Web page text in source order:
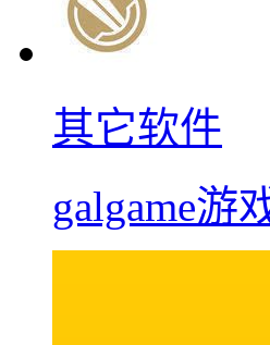
其它软件
galgame游